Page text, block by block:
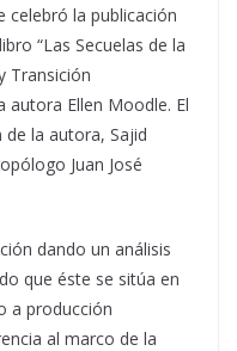
celebró la publicación
“Las Secuelas de la
Transición
autora Ellen Moodle. El
la autora, Sajid
Juan José
dando un análisis
que éste se sitúa en
a producción
al marco de la